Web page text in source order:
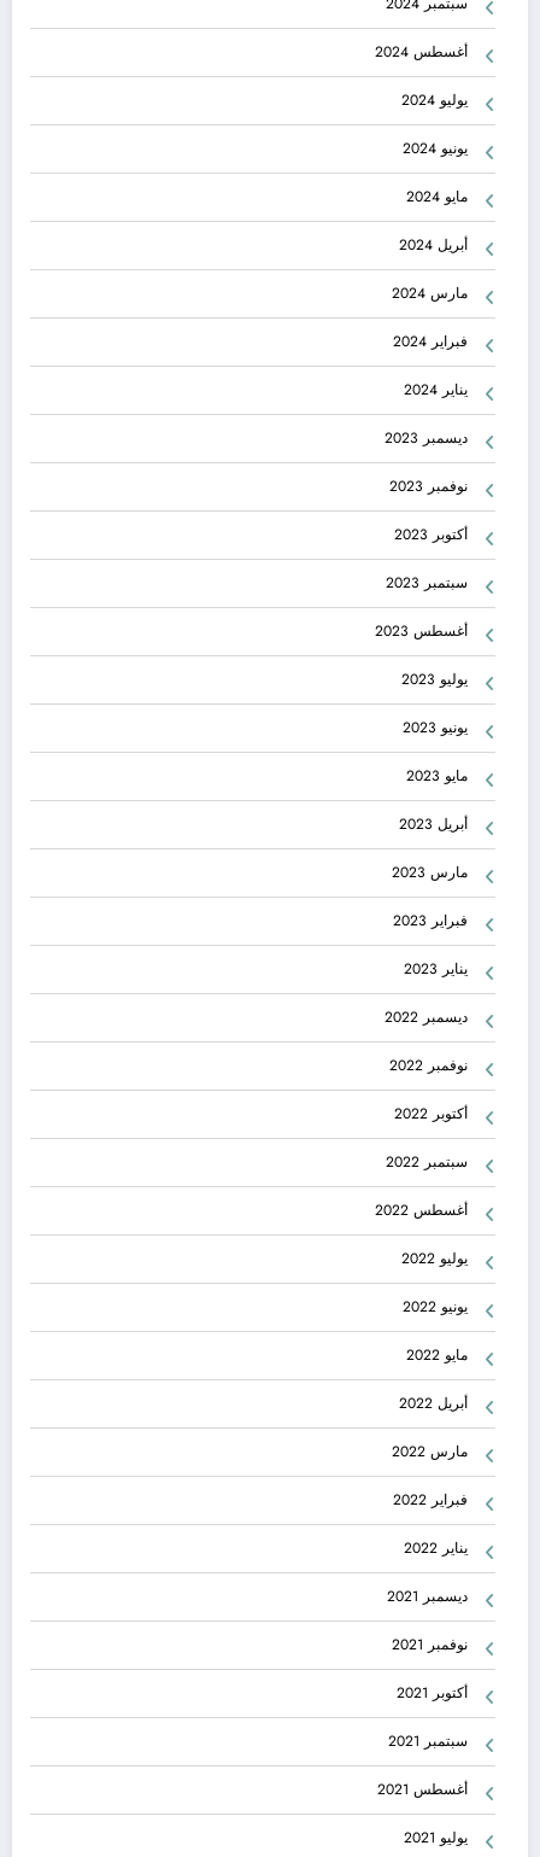
أغسطس 2024
يوليو 2024
يونيو 2024
مايو 2024
أبريل 2024
مارس 2024
فبراير 2024
يناير 2024
ديسمبر 2023
نوفمبر 2023
أكتوبر 2023
سبتمبر 2023
أغسطس 2023
يوليو 2023
يونيو 2023
مايو 2023
أبريل 2023
مارس 2023
فبراير 2023
يناير 2023
ديسمبر 2022
نوفمبر 2022
أكتوبر 2022
سبتمبر 2022
أغسطس 2022
يوليو 2022
يونيو 2022
مايو 2022
أبريل 2022
مارس 2022
فبراير 2022
يناير 2022
ديسمبر 2021
نوفمبر 2021
أكتوبر 2021
سبتمبر 2021
أغسطس 2021
يوليو 2021